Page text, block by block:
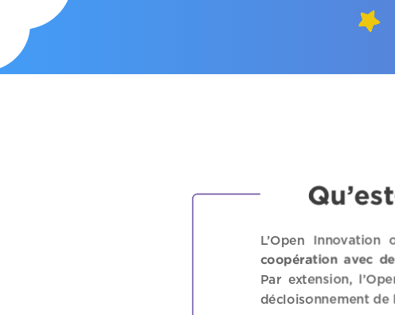
L’Open
coopération avec
Par extension,
décloisonnement de